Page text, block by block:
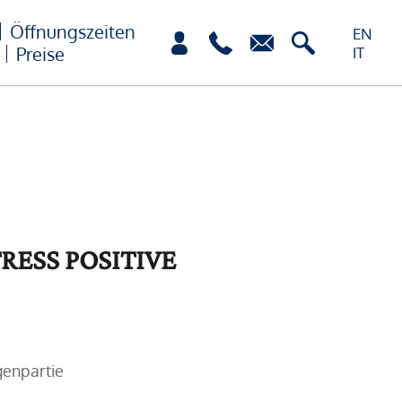
EN
IT
Öffnungszeiten
Preise
POSITIVE